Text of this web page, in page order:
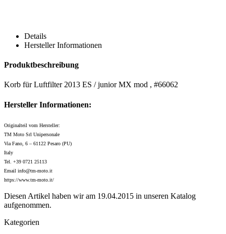
Details
Hersteller Informationen
Produktbeschreibung
Korb für Luftfilter 2013 ES / junior MX mod , #66062
Hersteller Informationen:
Originalteil vom Hersteller:
TM Moto Srl Unipersonale
Via Fano, 6 – 61122 Pesaro (PU)
Italy
Tel. +39 0721 25113
Email info@tm-moto.it
https://www.tm-moto.it/
Diesen Artikel haben wir am 19.04.2015 in unseren Katalog
aufgenommen.
Kategorien